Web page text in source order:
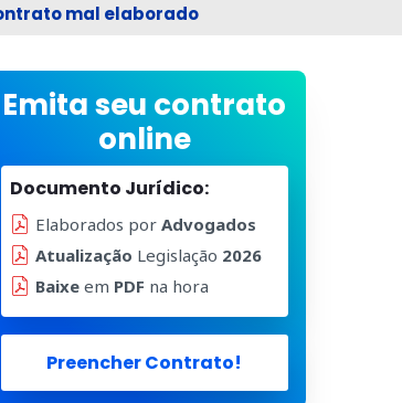
mal elaborado
Emita seu contrato
online
Documento Jurídico:
Elaborados por Advogados
Atualização Legislação 2026
Baixeem PDF na hora
Preencher Contrato!